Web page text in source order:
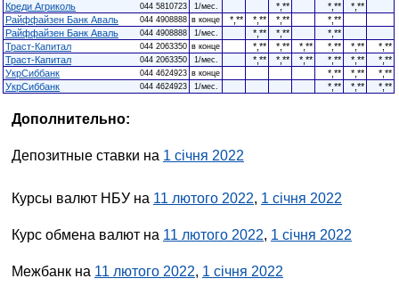
Креди Агриколь
044 5810723 1/мес. *,** *,**
*,**
Райффайзен Банк Аваль
044 4908888 в конце *,** *,** *,**
*,**
Райффайзен Банк Аваль
044 4908888 1/мес. *,** *,**
*,**
Траст-Капитал
044 2063350 в конце *,** *,** *,** *,** *,**
*,**
Траст-Капитал
044 2063350 1/мес. *,** *,** *,** *,** *,**
*,**
УкрСиббанк
044 4624923 в конце *,** *,**
*,**
УкрСиббанк
044 4624923 1/мес. *,** *,** *,**
Дополнительно:
Депозитные ставки на 1 січня 2022
Курсы валют НБУ на 11 лютого 2022, 1 січня 2022
Курс обмена валют на 11 лютого 2022, 1 січня 2022
Межбанк на 11 лютого 2022, 1 січня 2022